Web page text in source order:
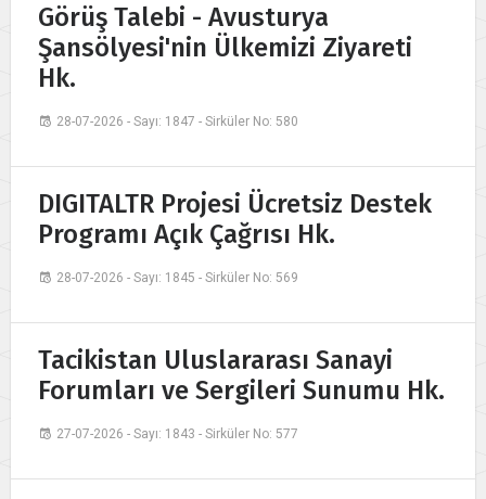
Görüş Talebi - Avusturya
Şansölyesi'nin Ülkemizi Ziyareti
Hk.
28-07-2026 - Sayı: 1847 - Sirküler No: 580
DIGITALTR Projesi Ücretsiz Destek
Programı Açık Çağrısı Hk.
28-07-2026 - Sayı: 1845 - Sirküler No: 569
Tacikistan Uluslararası Sanayi
Forumları ve Sergileri Sunumu Hk.
27-07-2026 - Sayı: 1843 - Sirküler No: 577